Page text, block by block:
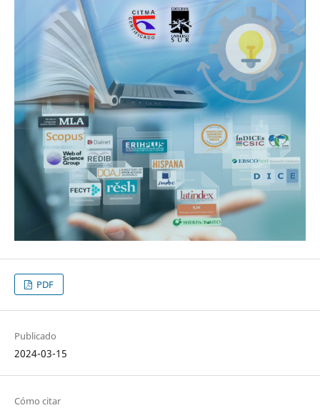
PDF
Publicado
2024-03-15
Cómo citar